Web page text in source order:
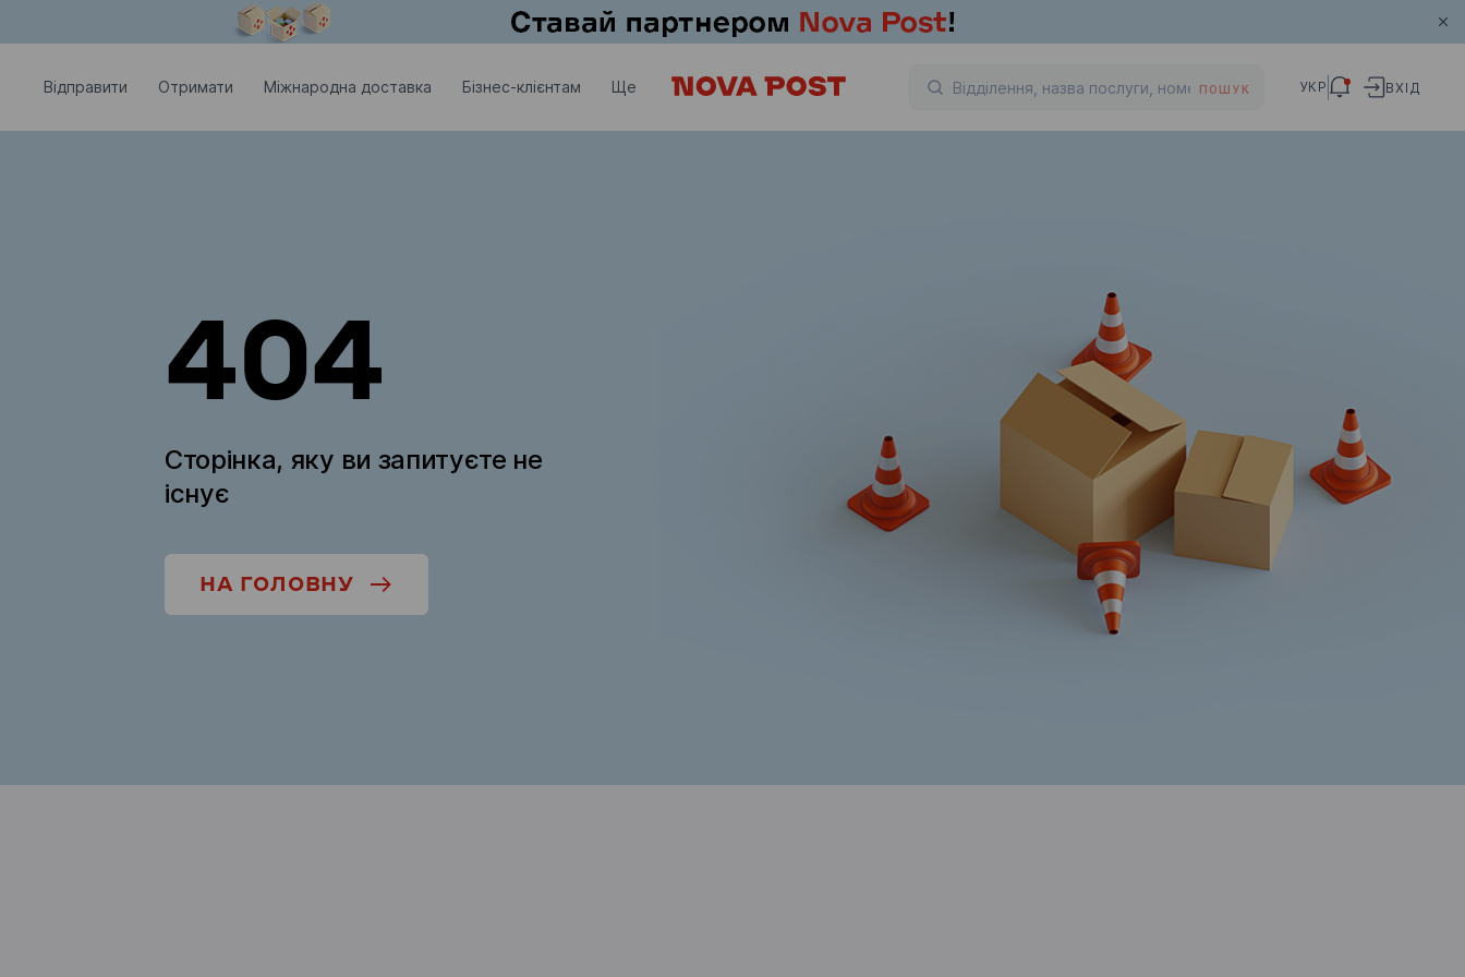
Відправити Отримати Міжнародна доставка Бізнес-клієнтам Ще ПОШУК УКР ВХІД
404
Сторінка, яку ви запитуєте не
існує
НА ГОЛОВНУ